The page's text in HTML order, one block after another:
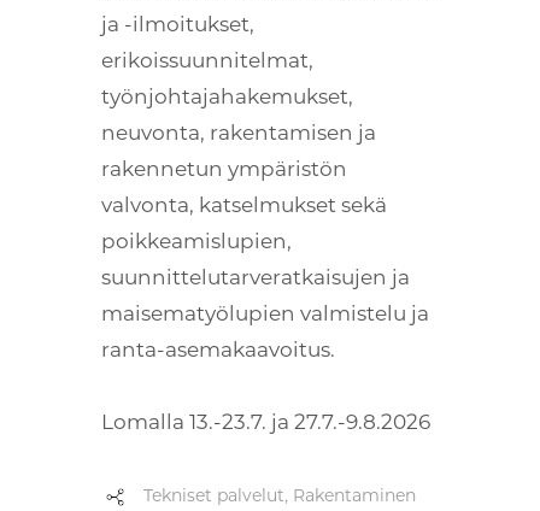
ja -ilmoitukset,
erikoissuunnitelmat,
työnjohtajahakemukset,
neuvonta, rakentamisen ja
rakennetun ympäristön
valvonta, katselmukset sekä
poikkeamislupien,
suunnittelutarveratkaisujen ja
maisematyölupien valmistelu ja
ranta-asemakaavoitus.
Lomalla 13.-23.7. ja 27.7.-9.8.2026
Tekniset palvelut, Rakentaminen